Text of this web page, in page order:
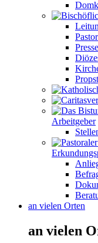
Arbeitgeber
an vielen Orten
an vielen